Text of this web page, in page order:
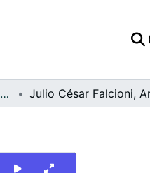
FFDO - Personajes - Patrimonial